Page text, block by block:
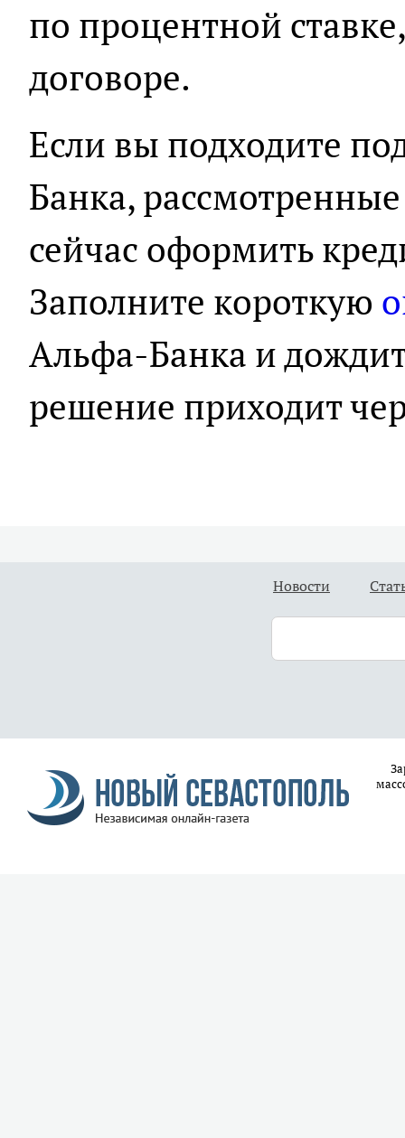
по процентной
договоре.
Если вы подходите
Банка,
сейчас оформить
Заполните короткую
Альфа-Банка и
решение приходит
Новости